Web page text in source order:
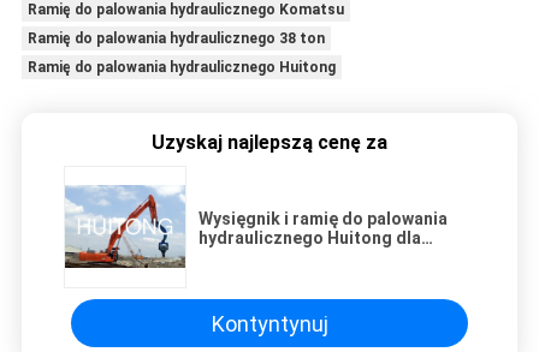
Ramię do palowania hydraulicznego Komatsu
Ramię do palowania hydraulicznego 38 ton
Ramię do palowania hydraulicznego Huitong
Uzyskaj najlepszą cenę za
Wysięgnik i ramię do palowania
hydraulicznego Huitong dla
Kontyntynuj